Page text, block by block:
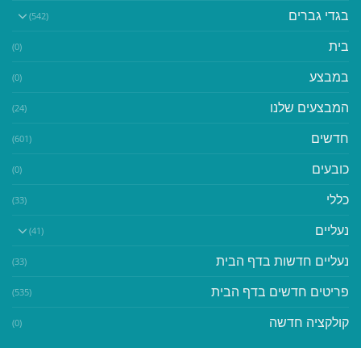
בגדי גברים (542)
בית (0)
במבצע (0)
המבצעים שלנו (24)
חדשים (601)
כובעים (0)
כללי (33)
נעליים (41)
נעליים חדשות בדף הבית (33)
פריטים חדשים בדף הבית (535)
קולקציה חדשה (0)